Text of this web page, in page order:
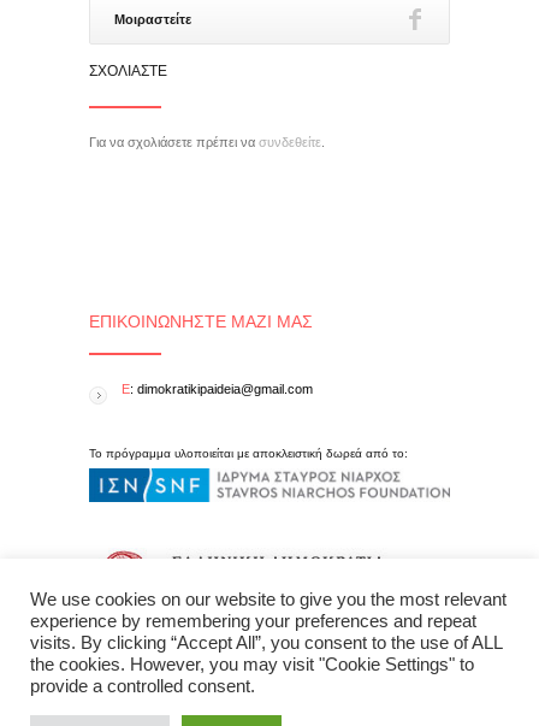
Μοιραστείτε
ΣΧΟΛΙΆΣΤΕ
Για να σχολιάσετε πρέπει να συνδεθείτε
ΕΠΙΚΟΙΝΩΝΉΣΤΕ ΜΑΖΊ ΜΑΣ
E: dimokratikipaideia@gmail.com
Το πρόγραμμα υλοποιείται με αποκλειστική δωρεά από το:
We use cookies on our website to give you the most relevant
experience by remembering your preferences and repeat
visits. By clicking “Accept All”, you consent to the use of ALL
the cookies. However, you may visit "Cookie Settings" to
provide a controlled consent.